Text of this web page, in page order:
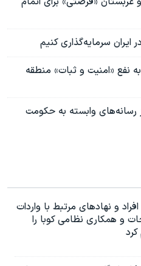
سرمایه‌گذاری کنیم
نفع «امنیت و ثبات» منطقه
از رسانه‌های وابسته به حکومت
افراد و نهادهای مرتبط با واردات
و همکاری نظامی کوبا را